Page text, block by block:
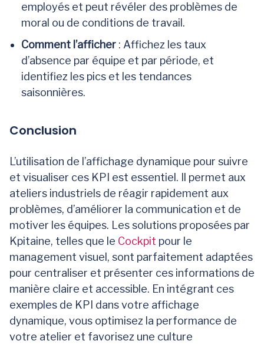
employés et peut révéler des problèmes de
moral ou de conditions de travail.
Comment l’afficher : Affichez les taux
d’absence par équipe et par période, et
identifiez les pics et les tendances
saisonnières.
Conclusion
L’utilisation de l’affichage dynamique pour suivre
et visualiser ces KPI est essentiel. Il permet aux
ateliers industriels de réagir rapidement aux
problèmes, d’améliorer la communication et de
motiver les équipes. Les solutions proposées par
Kpitaine, telles que le Cockpit pour le
management visuel, sont parfaitement adaptées
pour centraliser et présenter ces informations de
manière claire et accessible. En intégrant ces
exemples de KPI dans votre affichage
dynamique, vous optimisez la performance de
votre atelier et favorisez une culture